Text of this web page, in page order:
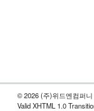
© 2026 (주)위드엔컴퍼
Valid XHTML 1.0